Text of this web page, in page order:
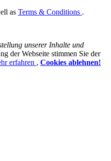
as Terms & Conditions .
unserer Inhalte und
der Webseite stimmen Sie der
erfahren , Cookies ablehnen!